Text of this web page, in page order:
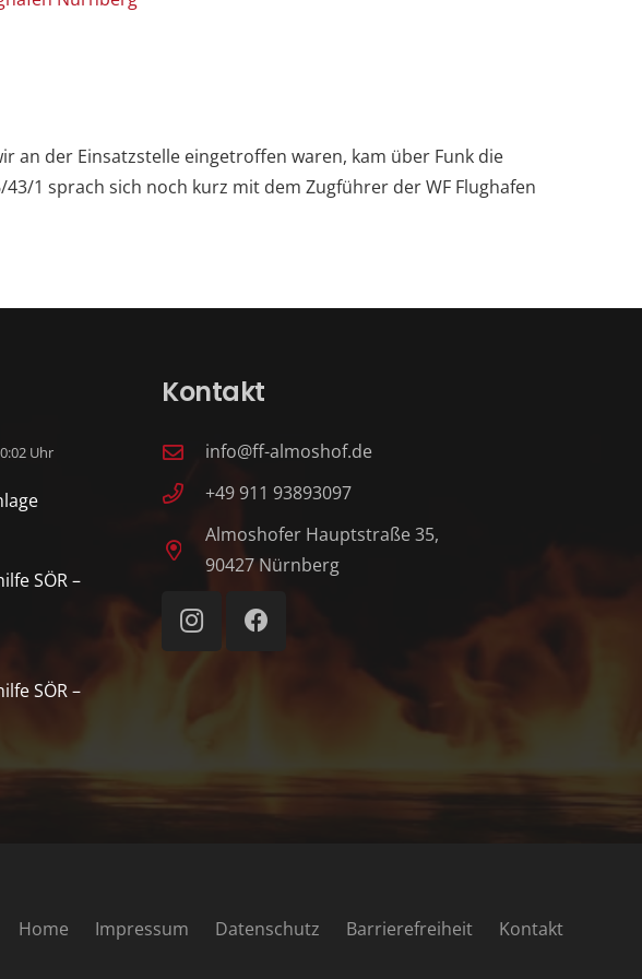
an der Einsatzstelle eingetroffen waren, kam über Funk die
1 sprach sich noch kurz mit dem Zugführer der WF Flughafen
Uhr
SÖR –
SÖR –
Kontakt
info@ff-almoshof.de
+49 911 93893097
Almoshofer Hauptstraße 35,
90427 Nürnberg
Home Impressum Datenschutz Barrierefreiheit Kontakt